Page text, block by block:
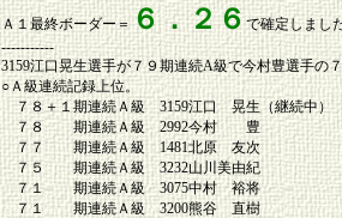
Ａ１最終ボーダー＝ ６．２６で確定しまし
-----------
3159江口晃生選手が７９期連続A級で今村豊選手の
○Ａ級連続記録上位。
７８＋１期連続Ａ級 3159江口 晃生（継続中）
７８ 期連続Ａ級 2992今村 豊
７７ 期連続Ａ級 1481北原 友次
７５ 期連続Ａ級 3232山川美由紀
７１ 期連続Ａ級 3075中村 裕将
７１ 期連続Ａ級 3200熊谷 直樹